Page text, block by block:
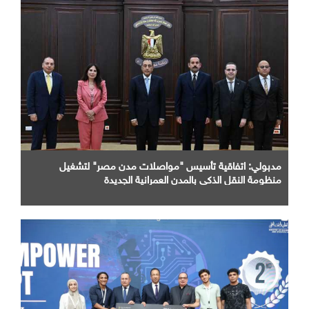
مدبولي: اتفاقية تأسيس "مواصلات مدن مصر" لتشغيل
منظومة النقل الذكي بالمدن العمرانية الجديدة